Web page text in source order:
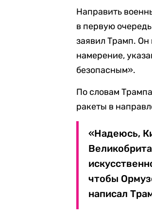
Направить
в первую
заявил Трамп. Он
намерение,
безопасным».
По словам
ракеты в
«Надеюсь,
чтобы
написал